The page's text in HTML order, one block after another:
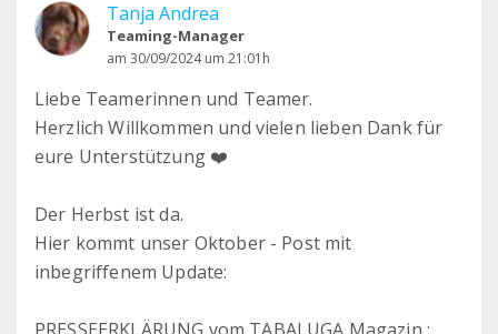
Tanja Andrea
Teaming-Manager
am 30/09/2024 um 21:01h
Liebe Teamerinnen und Teamer.
Herzlich Willkommen und vielen lieben Dank für
eure Unterstützung ❤️
Der Herbst ist da.
Hier kommt unser Oktober - Post mit
inbegriffenem Update: